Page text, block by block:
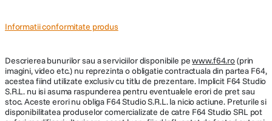
Informatii conformitate produs
Descrierea bunurilor sau a serviciilor disponibile pewww.f64.ro(prin
imagini, video etc.) nu reprezinta o obligatie contractuala din partea F64,
acestea fiind utilizate exclusiv cu titlu de prezentare. Implicit F64 Studio
S.R.L. nu isi asuma raspunderea pentru eventualele erori de pret sau
stoc. Aceste erori nu obliga F64 Studio S.R.L. la nicio actiune. Preturile si
disponibilitatea produselor comercializate de catre F64 Studio SRL pot